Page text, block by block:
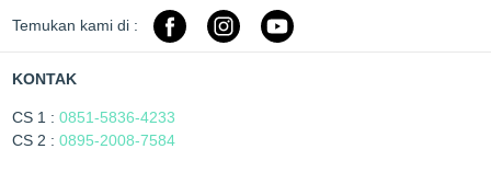
Temukan kami di :
KONTAK
CS 1 :0851-5836-4233
CS 2 :0895-2008-7584